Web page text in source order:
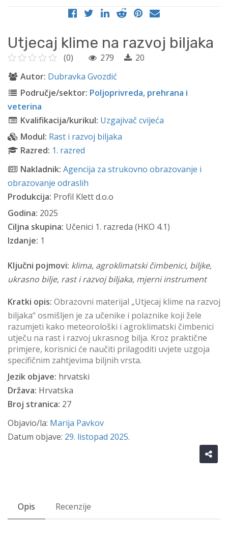
Utjecaj klime na razvoj biljaka
(0) 279
20
Autor: Dubravka Gvozdić
Područje/sektor: Poljoprivreda, prehrana i
veterina
Kvalifikacija/kurikul: Uzgajivač cvijeća
Modul: Rast i razvoj biljaka
Razred: 1. razred
Nakladnik: Agencija za strukovno obrazovanje i
obrazovanje odraslih
Produkcija: Profil Klett d.o.o
Godina: 2025
Ciljna skupina: Učenici 1. razreda (HKO 4.1)
Izdanje: 1
Ključni pojmovi: klima, agroklimatski čimbenici, biljke,
ukrasno bilje, rast i razvoj biljaka, mjerni instrument
Kratki opis: Obrazovni materijal „Utjecaj klime na razvoj
biljaka“ osmišljen je za učenike i polaznike koji žele
razumjeti kako meteorološki i agroklimatski čimbenici
utječu na rast i razvoj ukrasnog bilja. Kroz praktične
primjere, korisnici će naučiti prilagoditi uvjete uzgoja
specifičnim zahtjevima biljnih vrsta.
Jezik objave: hrvatski
Država: Hrvatska
Broj stranica: 27
Objavio/la: Marija Pavkov
Datum objave: 29. listopad 2025.
Opis Recenzije